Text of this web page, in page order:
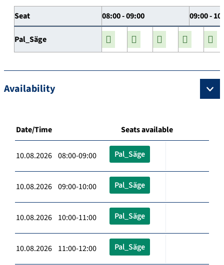
Seat 08:00 - 09:00 09:00 -
Pal_Säge
Availability
Date/Time Seats available
10.08.2026 08:00-09:00 Pal_Säge
10.08.2026 09:00-10:00 Pal_Säge
10.08.2026 10:00-11:00 Pal_Säge
10.08.2026 11:00-12:00 Pal_Säge